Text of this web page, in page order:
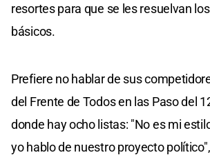
resortes para que se les resuelvan
básicos.
Prefiere no hablar de sus
del Frente de Todos en las Paso del
donde hay ocho listas: "No es mi
yo hablo de nuestro proyecto